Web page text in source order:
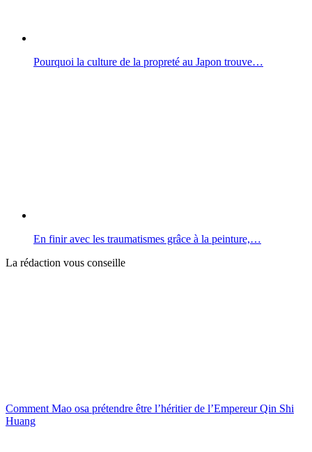
Pourquoi la culture de la propreté au Japon trouve…
En finir avec les traumatismes grâce à la peinture,…
La rédaction vous conseille
Comment Mao osa prétendre être l’héritier de l’Empereur Qin Shi
Huang